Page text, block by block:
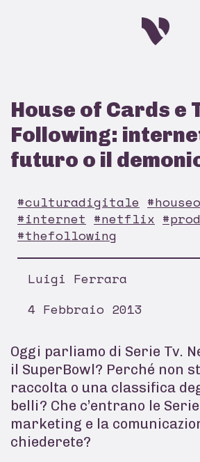
House of Cards e
Following:
futuro o il
#culturadigitale
#internet #netflix
#thefollowing
Luigi Ferrara
4 Febbraio 2013
Oggi parliamo di Serie Tv.
il SuperBowl? Perché non
raccolta o una classifica
belli? Che c’entrano le
marketing e la
chiederete?